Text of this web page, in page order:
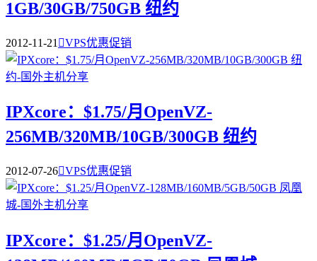
1GB/30GB/750GB 纽约
2012-11-21 VPS优惠促销
IPXcore：$1.75/月OpenVZ-
256MB/320MB/10GB/300GB 纽约
2012-07-26VPS优惠促销
IPXcore：$1.25/月OpenVZ-